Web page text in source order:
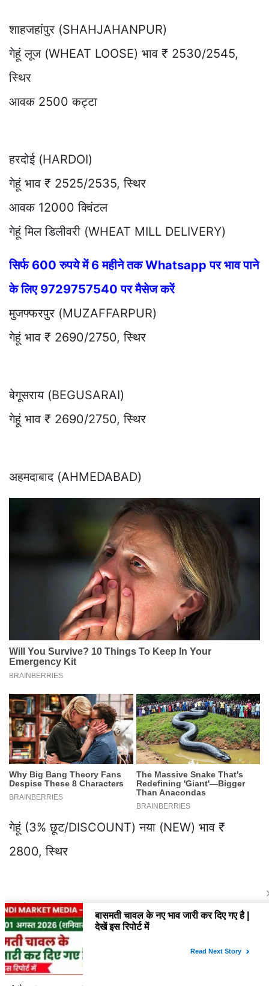
शाहजहांपुर (SHAHJAHANPUR)
गेहूं लूज (WHEAT LOOSE) भाव ₹ 2530/2545,
स्थिर
आवक 2500 कट्टा
हरदोई (HARDOI)
गेहूं भाव ₹ 2525/2535, स्थिर
आवक 12000 क्विंटल
गेहूं मिल डिलीवरी (WHEAT MILL DELIVERY)
सिर्फ 600 रुपये में 6 महीने तक Whatsapp पर भाव पाने
के लिए 9729757540 पर मैसेज करें
मुजफ्फरपुर (MUZAFFARPUR)
गेहूं भाव ₹ 2690/2750, स्थिर
बेगूसराय (BEGUSARAI)
गेहूं भाव ₹ 2690/2750, स्थिर
अहमदाबाद (AHMEDABAD)
गेहूं (3% छूट/DISCOUNT) नया (NEW) भाव ₹
2800, स्थिर
भुवनेश्वर (BHUVANESHWAR)
गेहूं (नेट/NET) नया (NEW) भाव ₹ 2800, तेजी ₹ 30